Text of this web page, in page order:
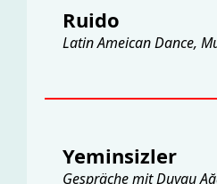
Ruido
Latin Ameican Dance,
Yeminsizler
Gespräche mit Duygu